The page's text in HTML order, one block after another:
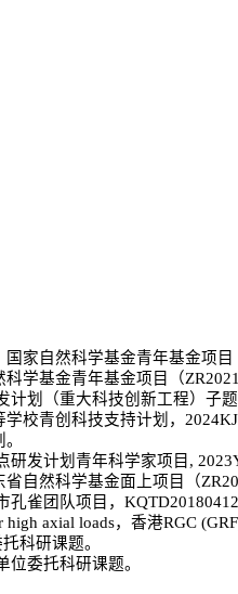
家自然科学基金青年基金项目
学基金青年基金项目（
计划（重大科技创新工程）子题
校青创科技支持计划，
研发计划青年科学家项目 ,
自然科学基金面上项目（
孔雀团队项目，
high axial loads，香港RGC
科研课题。
委托科研课题。